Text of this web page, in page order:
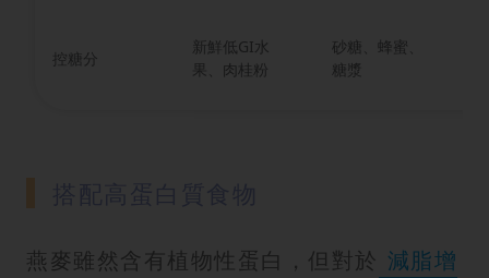
控糖分
新鮮低GI水
果、肉桂粉
砂糖、蜂蜜、
糖漿
燕麥雖然含有植物性蛋白，但對於 減脂增